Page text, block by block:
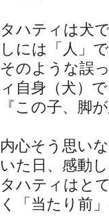
タハティは犬
しには「人」
そのような誤
ィ自身（犬）
『この子、脚
内心そう思い
いた日、感動
タハティはと
く「当たり前